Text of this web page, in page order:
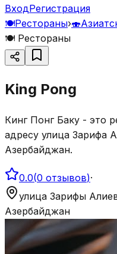
ВходРегистрация
🍽️Рестораны›🍣
🍽️ Рестораны
King Pong
Кинг Понг Баку - это
адресу улица Зарифа
Азербайджан.
0.0(0 отзывов)·
улица Зарифы
Азербайджан